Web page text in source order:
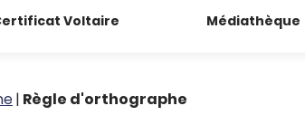
Voltaire Médiathèque
| Règle d'orthographe